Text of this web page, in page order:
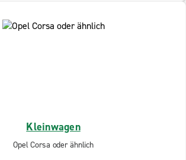
Kleinwagen
Opel Corsa oder ähnlich